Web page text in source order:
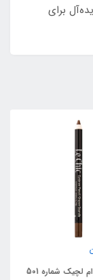
برای
لچیک شماره 501